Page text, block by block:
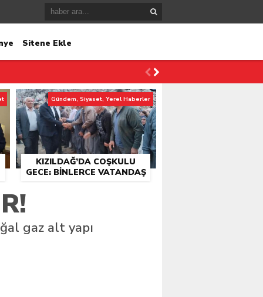
Sitene Ekle
KIZILDAĞ’DA COŞKULU
GECE: BINLERCE VATANDAŞ
Gündem, Siyaset, Yerel Haberler
gaz alt yapı